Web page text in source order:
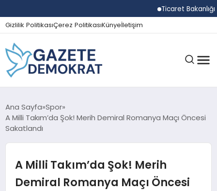
Ticaret Bakanlığı
Gizlilik PolitikasıÇerez PolitikasıKünyeİletişim
GÜNDEM
EKONOMI
SPOR
Ana Sayfa Spor
A Milli Takım’da Şok! Merih Demiral Romanya Maçı Öncesi
Sakatlandı
A Milli Takım’da Şok! Merih
Demiral Romanya Maçı Öncesi